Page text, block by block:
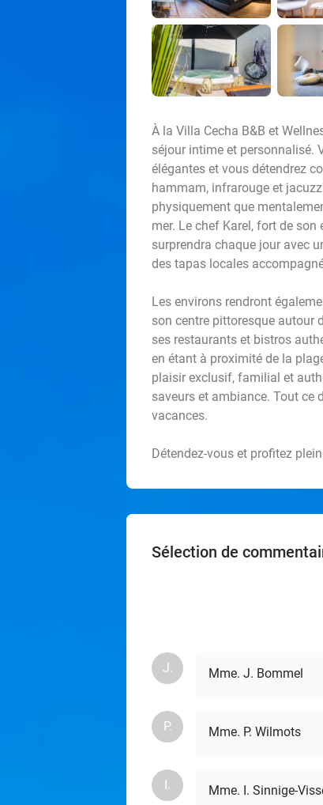
À la Villa Cecha B&B et
séjour intime et personnalisé.
élégantes et vous détendrez
hammam, infrarouge et
physiquement que
mer. Le chef Karel, fort de
surprendra chaque jour avec
des tapas locales
Les environs rendront
son centre pittoresque autour
ses restaurants et bistros
en étant à proximité de la
plaisir exclusif, familial et
saveurs et ambiance. Tout ce
vacances.
Détendez-vous et profitez
Sélection de
J. Mme. J. Bommel
P. Mme. P. Wilmots
I. Mme. I. Sinnige-